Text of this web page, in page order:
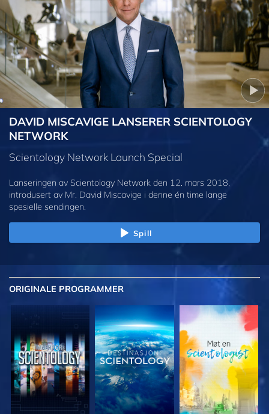
DAVID MISCAVIGE LANSERER SCIENTOLOGY
NETWORK
Scientology Network Launch Special
Lanseringen av Scientology Network den 12. mars 2018,
introdusert av Mr. David Miscavige i denne én time lange
spesielle sendingen.
Spill
ORIGINALE PROGRAMMER